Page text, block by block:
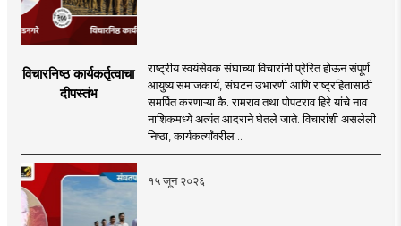
विचारनिष्ठ कार्यकर्तृत्वाचा
दीपस्तंभ
राष्ट्रीय स्वयंसेवक संघाच्या विचारांनी प्रेरित होऊन संपूर्ण
आयुष्य समाजकार्य, संघटन उभारणी आणि राष्ट्रहितासाठी
समर्पित करणाऱ्या कै. रामराव तथा पोपटराव हिरे यांचे नाव
नाशिकमध्ये अत्यंत आदराने घेतले जाते. विचारांशी असलेली
निष्ठा, कार्यकर्त्यांवरील ..
१५ जून २०२६